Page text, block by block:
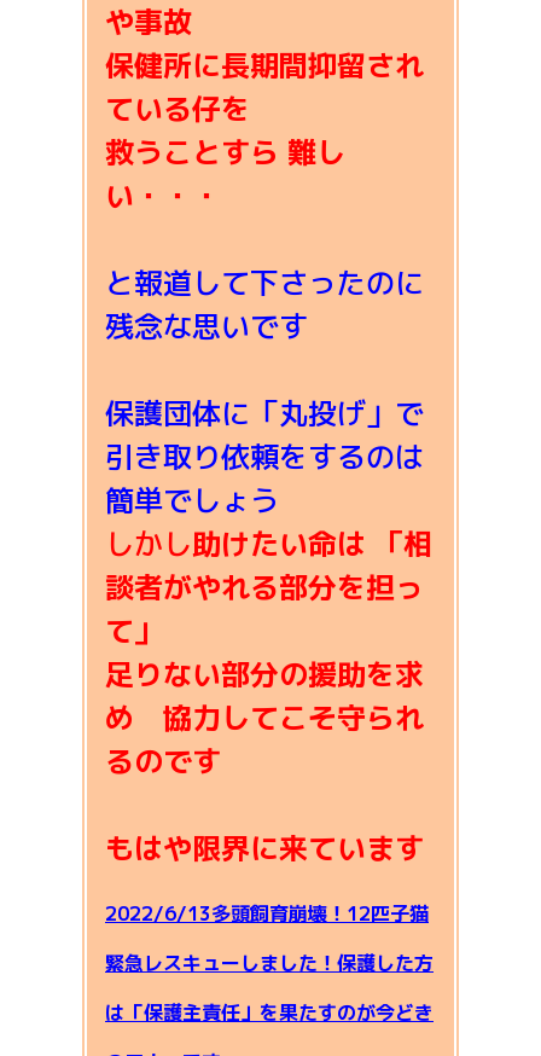
や事故
保健所に長期間抑留され
ている仔を
救うことすら 難し
い・・・
と報道して下さったのに
残念な思いです
保護団体に「丸投げ」で
引き取り依頼をするのは
簡単でしょう
しかし助けたい命は 「相
談者がやれる部分を担っ
て」
足りない部分の援助を求
め 協力してこそ守られ
るのです
もはや限界に来ています
2022/6/13多頭飼育崩壊！12匹子猫
緊急レスキューしました！保護した方
は「保護主責任」を果たすのが今どき